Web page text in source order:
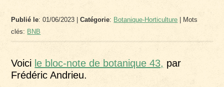
Publié le: 01/06/2023 |Catégorie: Botanique-Horticulture | Mots
clés: BNB
Voici le bloc-note de botanique 43, par
Frédéric Andrieu.